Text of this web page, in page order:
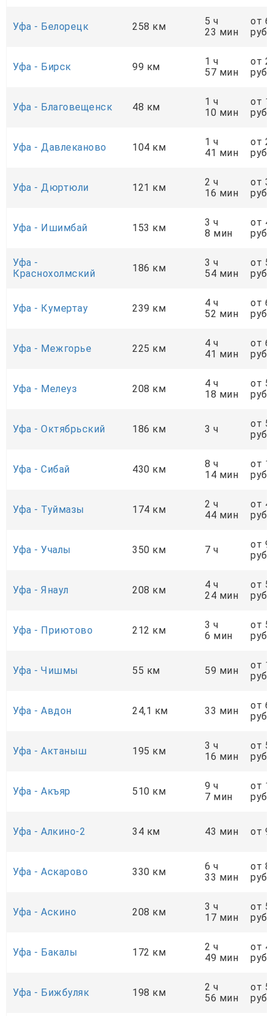
Уфа - Белорецк 258 км
5 ч
23 мин
от
руб.
Уфа - Бирск 99 км
1 ч
57 мин
от
руб.
Уфа - Благовещенск 48 км
1 ч
10 мин
от
руб.
Уфа - Давлеканово 104 км
1 ч
41 мин
от
руб.
Уфа - Дюртюли 121 км
2 ч
16 мин
от
руб.
Уфа - Ишимбай 153 км
3 ч
8 мин
от
руб.
Уфа -
Краснохолмский
186 км
3 ч
54 мин
от
руб.
Уфа - Кумертау 239 км
4 ч
52 мин
от
руб.
Уфа - Межгорье 225 км
4 ч
41 мин
от
руб.
Уфа - Мелеуз 208 км
4 ч
18 мин
от
руб.
Уфа - Октябрьский 186 км 3 ч
от
руб.
Уфа - Сибай 430 км
8 ч
14 мин
от
руб.
Уфа - Туймазы 174 км
2 ч
44 мин
от
руб.
Уфа - Учалы 350 км 7 ч
от
руб.
Уфа - Янаул 208 км
4 ч
24 мин
от
руб.
Уфа - Приютово 212 км
3 ч
6 мин
от
руб.
Уфа - Чишмы 55 км 59 мин
от
руб.
Уфа - Авдон 24,1 км 33 мин
от
руб.
Уфа - Актаныш 195 км
3 ч
16 мин
от
руб.
Уфа - Акъяр 510 км
9 ч
7 мин
от
руб.
Уфа - Алкино-2 34 км 43 мин от
Уфа - Аскарово 330 км
6 ч
33 мин
от
руб.
Уфа - Аскино 208 км
3 ч
17 мин
от
руб.
Уфа - Бакалы 172 км
2 ч
49 мин
от
руб.
Уфа - Бижбуляк 198 км
2 ч
56 мин
от
руб.